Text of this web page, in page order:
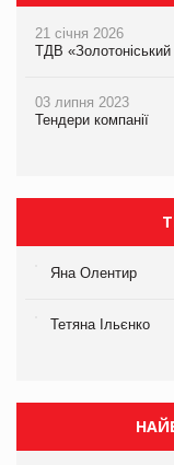
21 січня 2026
ТДВ
03 липня 2023
Тендери компанії
Яна Олентир
Тетяна Ільєнко